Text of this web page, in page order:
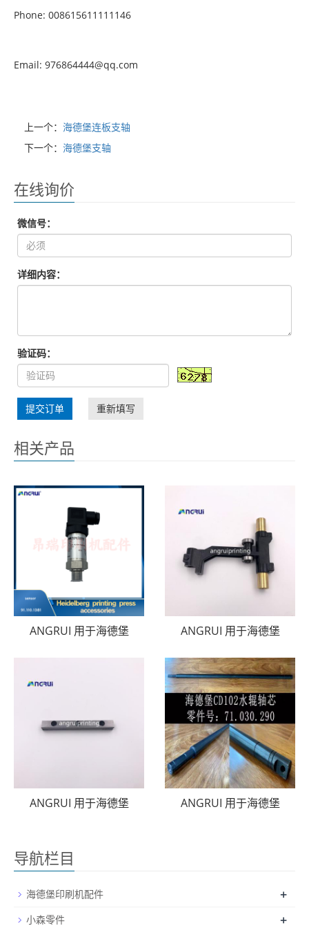
Phone: 008615611111146
Email: 976864444@qq.com
上一个： 海德堡连板支轴
下一个： 海德堡支轴
在线询价
微信号：
详细内容：
验证码：
提交订单 重新填写
相关产品
ANGRUI 用于海德堡 ANGRUI 用于海德堡
ANGRUI 用于海德堡 ANGRUI 用于海德堡
导航栏目
海德堡印刷机配件 +
小森零件 +